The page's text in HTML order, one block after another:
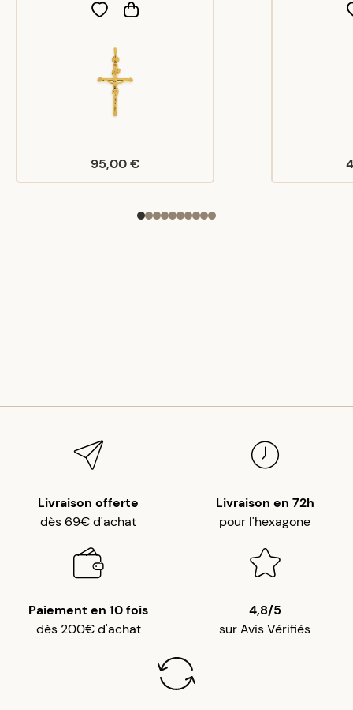
95,00 €
Livraison offerte
dès 69€ d'achat
Livraison en 72h
pour l'hexagone
Paiement en 10 fois
dès 200€ d'achat
4,8/5
sur Avis Vérifiés